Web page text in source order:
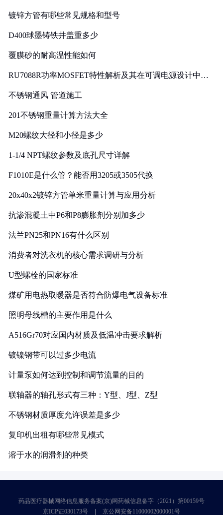
镀锌方管有哪些常见规格和型号
D400球墨铸铁井盖重多少
覆膜砂的耐高温性能如何
RU7088R功率MOSFET特性解析及其在可调电源设计中的
不锈钢通风 管道施工
201不锈钢重量计算方法大全
M20螺纹大径和小径是多少
1-1/4 NPT螺纹参数及底孔尺寸详解
F1010E是什么管？能否用3205或3505代换
20x40x2镀锌方管单米重量计算与应用分析
抗渗混凝土中P6和P8膨胀剂分别加多少
法兰PN25和PN16有什么区别
消费者对洗衣机的核心需求调研与分析
U型螺栓的国家标准
煤矿用电热取暖器是否符合防爆电气设备标准
照明母线槽的主要作用是什么
A516Gr70对应国内材质及低温冲击要求解析
镀镍钢带可以过多少电流
计量泵如何达到控制和调节流量的目的
联轴器的轴孔形式有三种：Y型、J型、Z型
不锈钢材质厚度允许误差是多少
复印机出租有哪些常见模式
溶于水的润滑剂的种类
药品医疗器械网络信息服务备案(京)网药械信息备字（2021）第00159号
京ICP证030173号
京公网安备11000002000001号